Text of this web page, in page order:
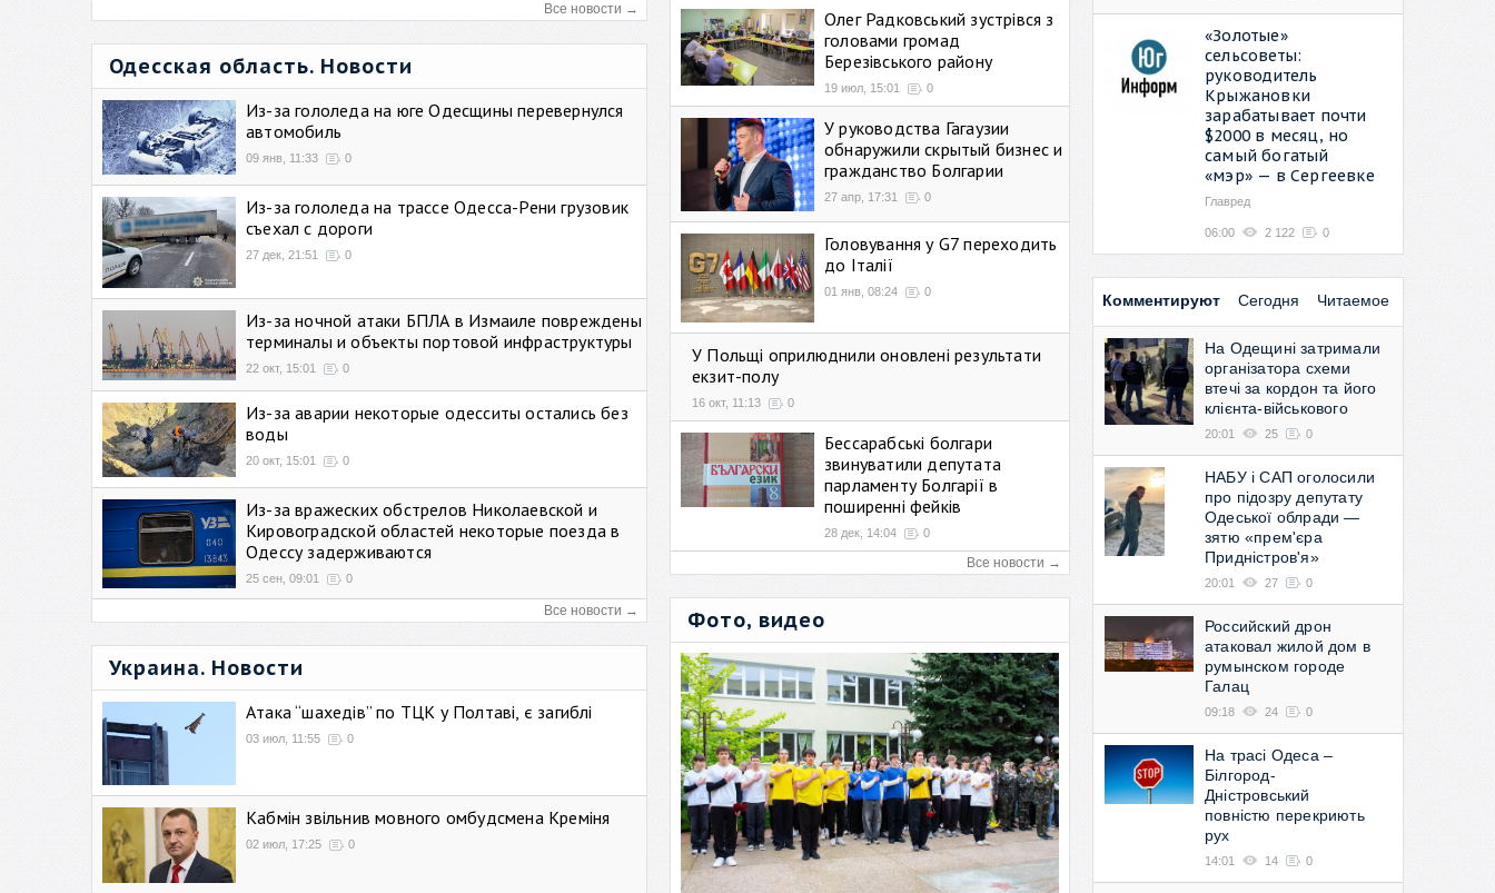
Все новости →
Одесская область. Новости
Из-за гололеда на юге Одесщины перевернулся
автомобиль
09 янв, 11:33 0
Из-за гололеда на трассе Одесса-Рени грузовик
съехал с дороги
27 дек, 21:51 0
Из-за ночной атаки БПЛА в Измаиле повреждены
терминалы и объекты портовой инфраструктуры
22 окт, 15:01 0
Из-за аварии некоторые одесситы остались без
воды
20 окт, 15:01 0
Из-за вражеских обстрелов Николаевской и
Кировоградской областей некоторые поезда в
Одессу задерживаются
25 сен, 09:01 0
Все новости →
Украина. Новости
Атака “шахедів” по ТЦК у Полтаві, є загиблі
03 июл, 11:55 0
Кабмін звільнив мовного омбудсмена Креміня
02 июл, 17:25 0
Олег Радковський зустрівся з
головами громад
Березівського району
19 июл, 15:01 0
У руководства Гагаузии
обнаружили скрытый бизнес и
гражданство Болгарии
27 апр, 17:31 0
Головування у G7 переходить
до Італії
01 янв, 08:24 0
У Польщі оприлюднили оновлені результати
екзит-полу
16 окт, 11:13 0
Бессарабські болгари
звинуватили депутата
парламенту Болгарії в
поширенні фейків
28 дек, 14:04 0
Все новости →
Фото, видео
«Золотые»
сельсоветы:
руководитель
Крыжановки
зарабатывает почти
$2000 в месяц, но
самый богатый
«мэр» — в Сергеевке
Главред
06:00 2 122 0
Комментируют Сегодня Читаемое
На Одещині затримали
організатора схеми
втечі за кордон та його
клієнта-військового
20:01 25 0
НАБУ і САП оголосили
про підозру депутату
Одеської облради —
зятю «прем'єра
Придністров'я»
20:01 27 0
Российский дрон
атаковал жилой дом в
румынском городе
Галац
09:18 24 0
На трасі Одеса –
Білгород-
Дністровський
повністю перекриють
рух
14:01 14 0